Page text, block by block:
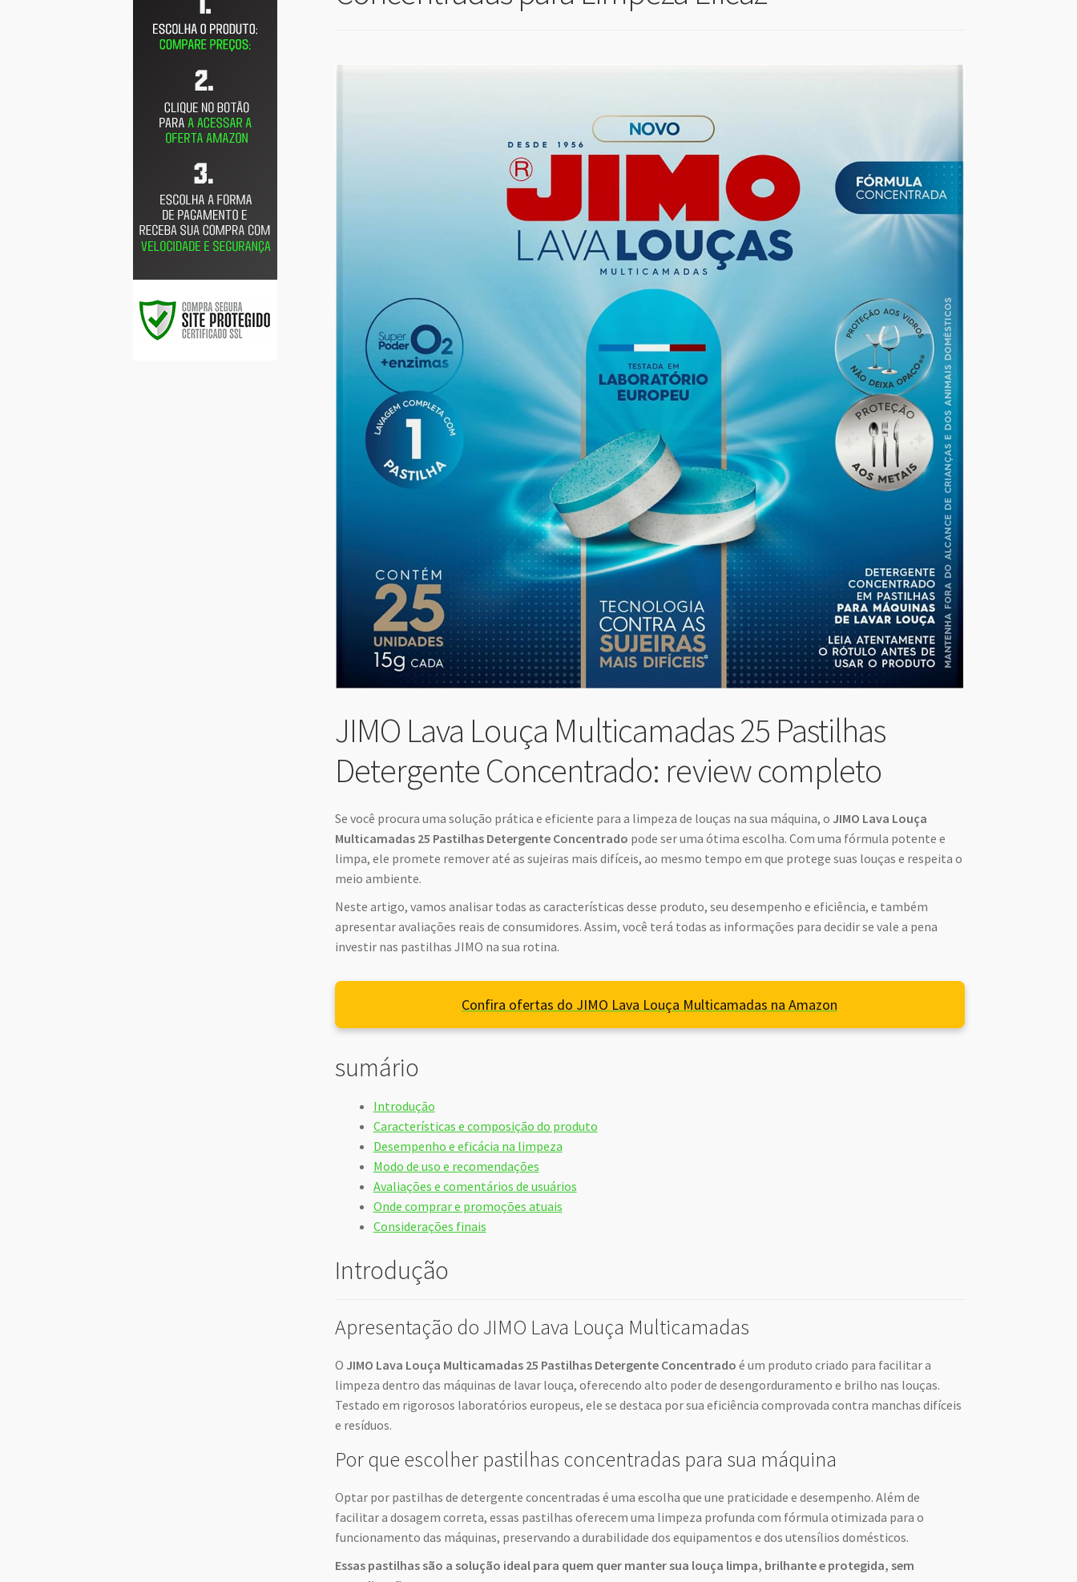
JIMO Lava Louça Multicamadas 25 Pastilhas
Detergente Concentrado: review completo
Se você procura uma solução prática e eficiente para a limpeza de louças na sua máquina, o JIMO Lava Louça
Multicamadas 25 Pastilhas Detergente Concentrado pode ser uma ótima escolha. Com uma fórmula potente e
limpa, ele promete remover até as sujeiras mais difíceis, ao mesmo tempo em que protege suas louças e respeita o
meio ambiente.
Neste artigo, vamos analisar todas as características desse produto, seu desempenho e eficiência, e também
apresentar avaliações reais de consumidores. Assim, você terá todas as informações para decidir se vale a pena
investir nas pastilhas JIMO na sua rotina.
Confira ofertas do JIMO Lava Louça Multicamadas na Amazon
sumário
Introdução
Características e composição do produto
Desempenho e eficácia na limpeza
Modo de uso e recomendações
Avaliações e comentários de usuários
Onde comprar e promoções atuais
Considerações finais
Introdução
Apresentação do JIMO Lava Louça Multicamadas
O JIMO Lava Louça Multicamadas 25 Pastilhas Detergente Concentrado é um produto criado para facilitar a
limpeza dentro das máquinas de lavar louça, oferecendo alto poder de desengorduramento e brilho nas louças.
Testado em rigorosos laboratórios europeus, ele se destaca por sua eficiência comprovada contra manchas difíceis
e resíduos.
Por que escolher pastilhas concentradas para sua máquina
Optar por pastilhas de detergente concentradas é uma escolha que une praticidade e desempenho. Além de
facilitar a dosagem correta, essas pastilhas oferecem uma limpeza profunda com fórmula otimizada para o
funcionamento das máquinas, preservando a durabilidade dos equipamentos e dos utensílios domésticos.
Essas pastilhas são a solução ideal para quem quer manter sua louça limpa, brilhante e protegida, sem